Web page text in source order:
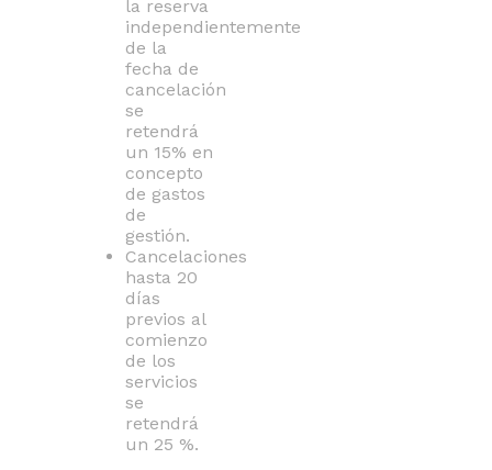
la reserva
independientemente
de la
fecha de
cancelación
se
retendrá
un 15% en
concepto
de gastos
de
gestión.
Cancelaciones
hasta 20
días
previos al
comienzo
de los
servicios
se
retendrá
un 25 %.